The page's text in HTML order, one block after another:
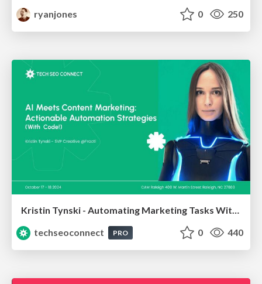
ryanjones
0 250
techseoconnect
PRO 0 440